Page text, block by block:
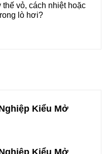
thế vỏ, cách nhiệt hoặc
lò hơi?
Kiểu Mở
Kiểu Mở